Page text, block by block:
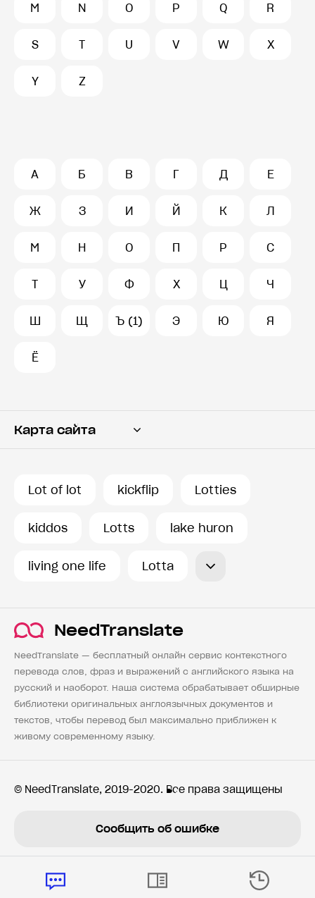
M N O P Q R
S T U V W X
Y Z
А Б В Г Д Е
Ж З И Й К Л
М Н О П Р С
Т У Ф Х Ц Ч
Ш Щ Ъ (1) Э Ю Я
Ё
Карта сайта
Lot of lot kickflip Lotties
kiddos Lotts lake huron
living one life Lotta
NeedTranslate
NeedTranslate — бесплатный онлайн сервис контекстного
перевода слов, фраз и выражений с английского языка на
русский и наоборот. Наша система обрабатывает обширные
библиотеки оригинальных англоязычных документов и
текстов, чтобы перевод был максимально приближен к
живому современному языку.
© NeedTranslate, 2019-2020. Все права защищены
Сообщить об ошибке